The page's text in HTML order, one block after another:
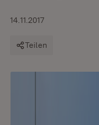
14.11.2017
Teilen